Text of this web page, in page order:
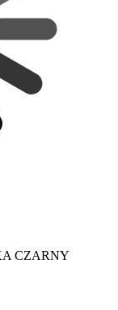
CZARNY